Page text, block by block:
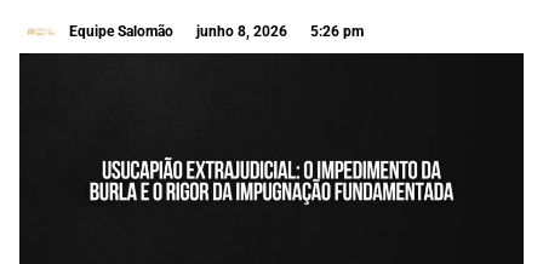
Equipe Salomão junho 8, 2026 5:26 pm